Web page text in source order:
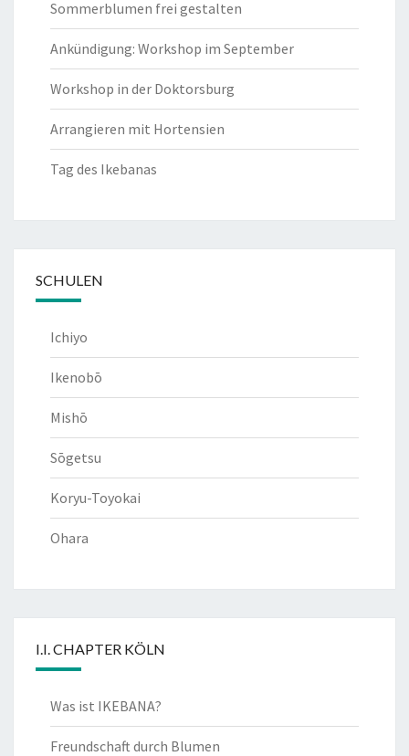
Sommerblumen frei gestalten
Ankündigung: Workshop im September
Workshop in der Doktorsburg
Arrangieren mit Hortensien
Tag des Ikebanas
SCHULEN
Ichiyo
Ikenobō
Mishō
Sōgetsu
Koryu-Toyokai
Ohara
I.I. CHAPTER KÖLN
Was ist IKEBANA?
Freundschaft durch Blumen